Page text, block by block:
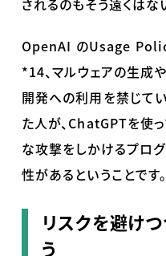
されるのもそう遠くはな
OpenAI のUsage
*14、マルウェアの生成
開発への利用を禁じて
た人が、 ChatGPTを使
な攻撃をしかけるプロ
性があるということです。
リスクを避けつ
う